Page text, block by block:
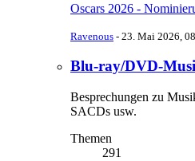
Oscars 2026 -
Ravenous - 23. Mai 2026,
Blu-ray/DVD-
Besprechungen zu
SACDs usw.
Themen
291